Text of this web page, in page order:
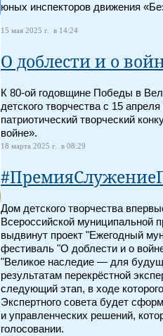
юных инспекторов движения
15 мая 2025 г. в 14:24
О доблести и о
К 80-ой годовщине Победы в
детского творчества с 15
патриотический творческий
войне».
18 марта 2025 г. в 08:29
Дом детского творчества
Всероссийской
выдвинут проект "Ежегодный
фестиваль "О доблести и о
"Великое наследие — для
результатам перекрёстной
следующий этап, в ходе
Экспертного совета будет
и управленческих решений,
голосовании.